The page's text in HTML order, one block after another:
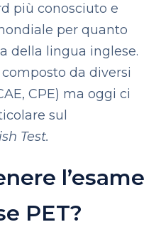
più conosciuto e
per quanto
della lingua inglese.
da diversi
CPE) ma oggi ci
sul
Test.
l’esame
PET?